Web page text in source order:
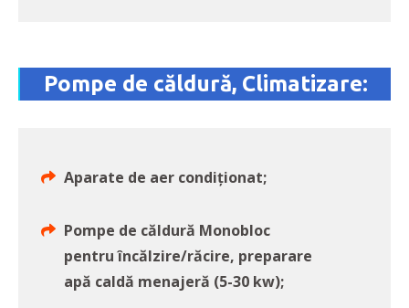
Pompe de căldură, Climatizare:
Aparate de aer condiţionat;
Pompe de căldură Monobloc
pentru încălzire/răcire, preparare
apă caldă menajeră (5-30 kw);